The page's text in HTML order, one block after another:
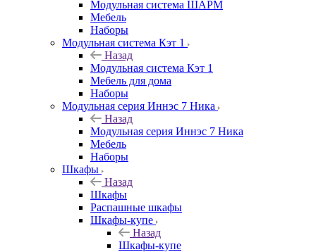
Модульная система ШАРМ
Мебель
Наборы
Модульная система Кэт 1
Назад
Модульная система Кэт 1
Мебель для дома
Наборы
Модульная серия Иннэс 7 Ника
Назад
Модульная серия Иннэс 7 Ника
Мебель
Наборы
Шкафы
Назад
Шкафы
Распашные шкафы
Шкафы-купе
Назад
Шкафы-купе